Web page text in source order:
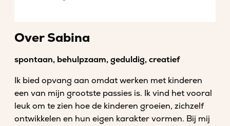
Over Sabina
spontaan, behulpzaam, geduldig, creatief
Ik bied opvang aan omdat werken met kinderen
een van mijn grootste passies is. Ik vind het vooral
leuk om te zien hoe de kinderen groeien, zichzelf
ontwikkelen en hun eigen karakter vormen. Bij mij